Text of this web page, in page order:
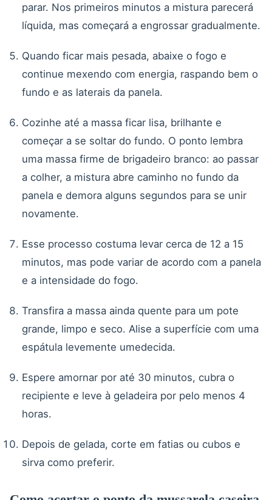
parar. Nos primeiros minutos a mistura parecerá
líquida, mas começará a engrossar gradualmente.
Quando ficar mais pesada, abaixe o fogo e
continue mexendo com energia, raspando bem o
fundo e as laterais da panela.
Cozinhe até a massa ficar lisa, brilhante e
começar a se soltar do fundo. O ponto lembra
uma massa firme de brigadeiro branco: ao passar
a colher, a mistura abre caminho no fundo da
panela e demora alguns segundos para se unir
novamente.
Esse processo costuma levar cerca de 12 a 15
minutos, mas pode variar de acordo com a panela
e a intensidade do fogo.
Transfira a massa ainda quente para um pote
grande, limpo e seco. Alise a superfície com uma
espátula levemente umedecida.
Espere amornar por até 30 minutos, cubra o
recipiente e leve à geladeira por pelo menos 4
horas.
Depois de gelada, corte em fatias ou cubos e
sirva como preferir.